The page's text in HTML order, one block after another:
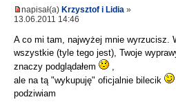
napisał(a) Krzysztof i Lidia »
13.06.2011 14:46
A co mi tam, najwyżej mnie wyrzucisz.
wszystkie (tyle tego jest), Twoje
znaczy podglądałem
ale na tą "wykupuję" oficjalnie bilecik
podziwiam